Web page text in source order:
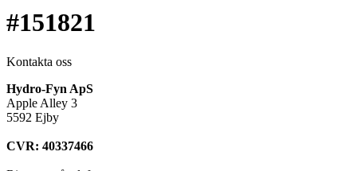
#151821
Kontakta oss
Hydro-Fyn ApS
Apple Alley 3
5592 Ejby
CVR: 40337466